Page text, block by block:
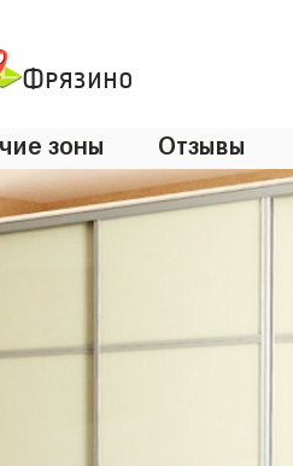
Фрязино
зоны Отзывы